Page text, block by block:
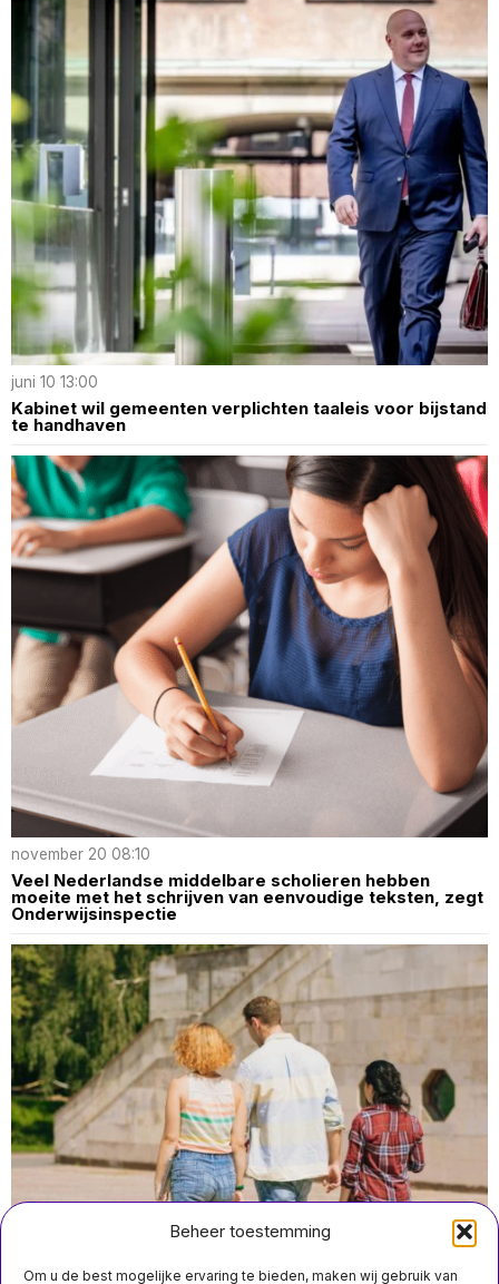
Beheer toestemming
Om u de best mogelijke ervaring te bieden, maken wij gebruik van
juni 10 13:00
Kabinet wil gemeenten verplichten taaleis voor bijstand
te handhaven
november 20 08:10
Veel Nederlandse middelbare scholieren hebben
moeite met het schrijven van eenvoudige teksten, zegt
Onderwijsinspectie